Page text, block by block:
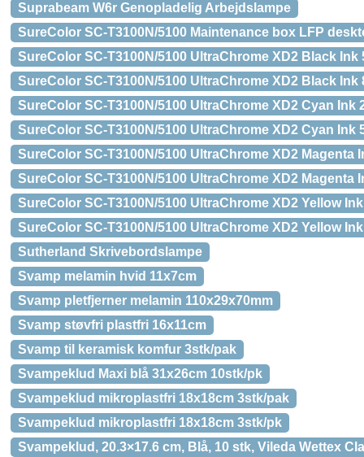
Suprabeam W6r Genopladelig Arbejdslampe
SureColor SC-T3100N/5100 Maintenance box LFP
SureColor SC-T3100N/5100 UltraChrome XD2 Black Ink
SureColor SC-T3100N/5100 UltraChrome XD2 Black Ink
SureColor SC-T3100N/5100 UltraChrome XD2 Cyan Ink
SureColor SC-T3100N/5100 UltraChrome XD2 Cyan Ink
SureColor SC-T3100N/5100 UltraChrome XD2 Magenta
SureColor SC-T3100N/5100 UltraChrome XD2 Magenta
SureColor SC-T3100N/5100 UltraChrome XD2 Yellow
SureColor SC-T3100N/5100 UltraChrome XD2 Yellow
Sutherland Skrivebordslampe
Svamp melamin hvid 11x7cm
Svamp pletfjerner melamin 110x29x70mm
Svamp støvfri plastfri 16x11cm
Svamp til keramisk komfur 3stk/pak
Svampeklud Maxi blå 31x26cm 10stk/pk
Svampeklud mikroplastfri 18x18cm 3stk/pak
Svampeklud mikroplastfri 18x18cm 3stk/pk
Svampeklud, 20.3×17.6 cm, Blå, 10 stk, Vileda Wettex